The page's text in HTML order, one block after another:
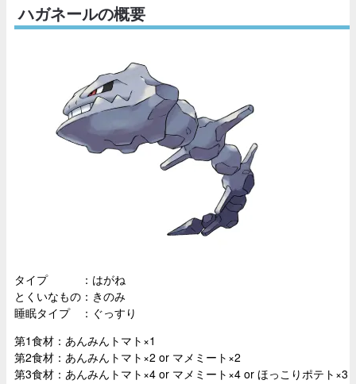
ハガネールの概要
タイプ ：はがね
とくいなもの：きのみ
睡眠タイプ ：ぐっすり
第1食材：あんみんトマト×1
第2食材：あんみんトマト×2 or マメミート×2
第3食材：あんみんトマト×4 or マメミート×4 or ほっこりポテト×3